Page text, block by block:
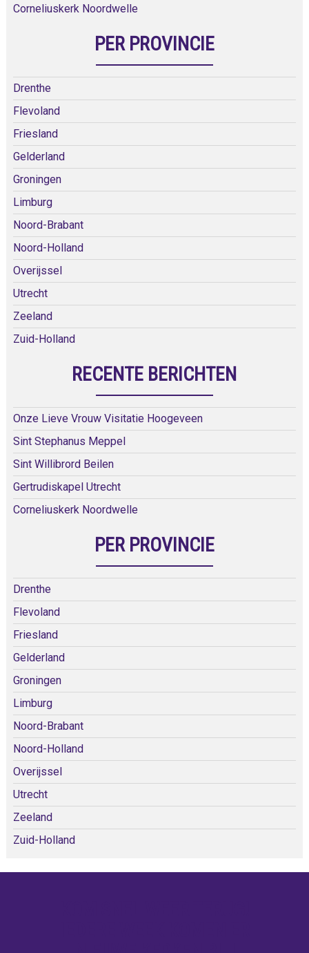
Corneliuskerk Noordwelle
PER PROVINCIE
Drenthe
Flevoland
Friesland
Gelderland
Groningen
Limburg
Noord-Brabant
Noord-Holland
Overijssel
Utrecht
Zeeland
Zuid-Holland
RECENTE BERICHTEN
Onze Lieve Vrouw Visitatie Hoogeveen
Sint Stephanus Meppel
Sint Willibrord Beilen
Gertrudiskapel Utrecht
Corneliuskerk Noordwelle
PER PROVINCIE
Drenthe
Flevoland
Friesland
Gelderland
Groningen
Limburg
Noord-Brabant
Noord-Holland
Overijssel
Utrecht
Zeeland
Zuid-Holland